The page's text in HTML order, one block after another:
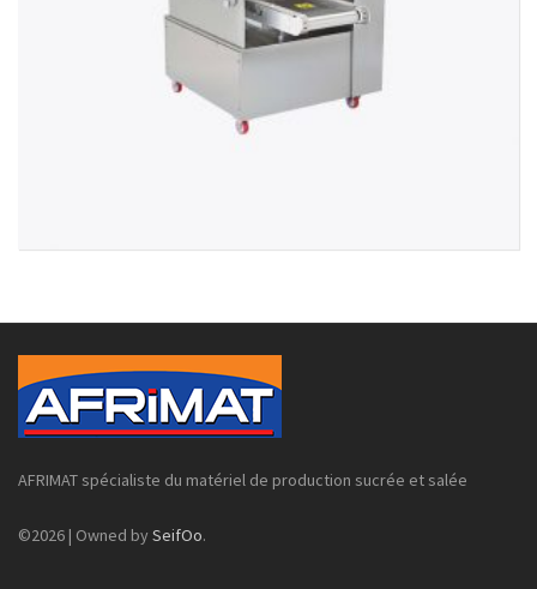
AFRIMAT spécialiste du matériel de production sucrée et salée
©2026 | Owned by SeifOo.